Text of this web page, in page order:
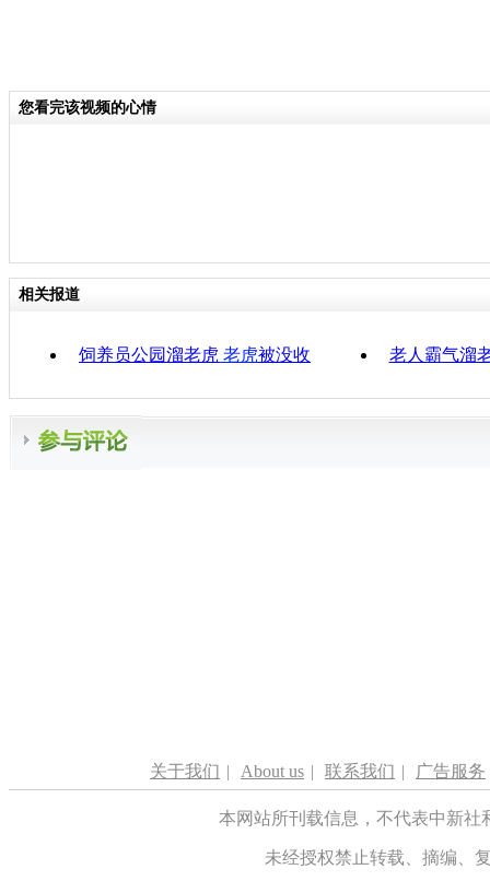
您看完该视频的心情
相关报道
饲养员公园溜老虎 老虎被没收 老人霸气溜
关于我们 | About us | 联系我们 | 广告服务
本网站所刊载信息，不代表中新
未经授权禁止转载、摘编、